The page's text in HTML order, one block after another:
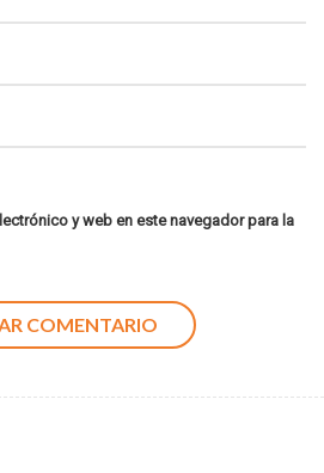
y web en este navegador para la